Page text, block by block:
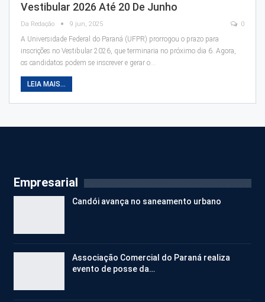
Vestibular 2026 Até 20 De Junho
Da Redação 9 jun, 2025 0
A Universidade Federal do Paraná (UFPR) prorrogou o prazo para
inscrições no Vestibular 2026, que terminaria no próximo dia 6. Agora,
os candidatos podem se inscrever e gerar o…
LEIA MAIS...
Empresarial
Candói avança no saneamento urbano
Associação Comercial do Paraná realiza
evento de posse da…